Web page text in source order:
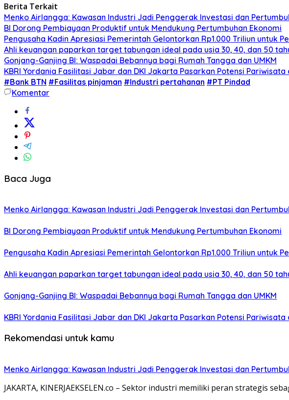
Berita Terkait
Menko Airlangga: Kawasan Industri Jadi Penggerak Investasi dan
BI Dorong Pembiayaan Produktif untuk Mendukung Pertumbuhan Ekonomi
Pengusaha Kadin Apresiasi Pemerintah Gelontorkan Rp1.000 Triliun untuk
Ahli keuangan paparkan target tabungan ideal pada usia 30, 40, dan 50
Gonjang-Ganjing BI: Waspadai Bebannya bagi Rumah Tangga dan UMKM
KBRI Yordania Fasilitasi Jabar dan DKI Jakarta Pasarkan Potensi
#Bank BTN #Fasilitas pinjaman #Industri pertahanan #PT Pindad
Komentar
Baca Juga
Menko Airlangga: Kawasan Industri Jadi Penggerak Investasi dan
BI Dorong Pembiayaan Produktif untuk Mendukung Pertumbuhan Ekonomi
Pengusaha Kadin Apresiasi Pemerintah Gelontorkan Rp1.000 Triliun untuk
Ahli keuangan paparkan target tabungan ideal pada usia 30, 40, dan 50
Gonjang-Ganjing BI: Waspadai Bebannya bagi Rumah Tangga dan UMKM
KBRI Yordania Fasilitasi Jabar dan DKI Jakarta Pasarkan Potensi
Rekomendasi untuk kamu
Menko Airlangga: Kawasan Industri Jadi Penggerak Investasi dan
JAKARTA, KINERJAEKSELEN.co – Sektor industri memiliki peran strategis